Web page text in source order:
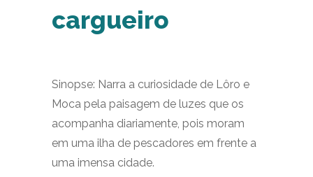
cargueiro
Sinopse: Narra a curiosidade de Lôro e
Moca pela paisagem de luzes que os
acompanha diariamente, pois moram
em uma ilha de pescadores em frente a
uma imensa cidade.